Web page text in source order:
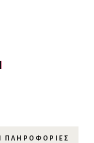
ΠΛΗΡΟΦΟΡΊΕΣ